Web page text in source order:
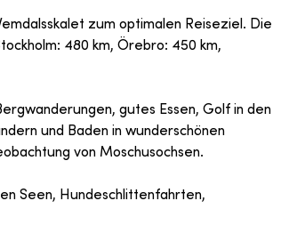
zum optimalen Reiseziel. Die
480 km, Örebro: 450 km,
gutes Essen, Golf in den
und Baden in wunderschönen
von Moschusochsen.
Seen, Hundeschlittenfahrten,